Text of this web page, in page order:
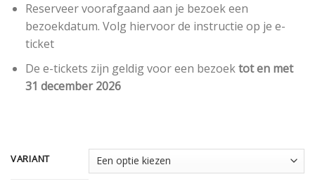
Reserveer voorafgaand aan je bezoek een
bezoekdatum. Volg hiervoor de instructie op je e-
ticket
De e-tickets zijn geldig voor een bezoektot en met
31 december 2026
VARIANT